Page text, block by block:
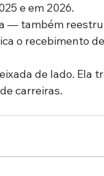
e em 2026.
— também
o recebimento
de lado. Ela
carreiras.